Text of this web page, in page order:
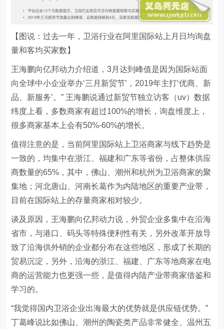
【图说：过去一年，卫浴行业在阿里国际站上月日均询盘
量和客均买家数】
王海鹏向亿邦动力介绍道，3月达到峰值是因为国际站面
向全球中小企业举办‘三月新贸节’，2019年主打‘优商、新
品、新服务’。” 王海鹏说通过新贸节独立访客（uv）数据
纬度上看，多数商家有超过100%的增长，询盘维度上，
很多商家基本上会有50%-60%的增长。
值得注意的是，当前阿里国际站上卫浴商家与线下趋势是
一致的，均集中在浙江、福建和广东等省份，占整体供应
商数量的65%，其中，佛山、潮州和杭州为卫浴商家的聚
集地；河北唐山、河南长葛作为内陆地区的重要产业带，
目前在国际站上的存量商家相对较少。
谈及原因，王海鹏向亿邦动力说，外贸企业多集中在沿海
省市，与港口、码头等特殊便利性有关，另外改革开放导
致了沿海供外销的企业都分布在这些地区，形成了长期的
贸易沉淀，另外，沿海的浙江、福建、广东等地商家在电
商的运营能力也更强一些，是值得内陆产业带商家借鉴和
学习的。
“我觉得国内卫浴企业出海最大的优势就是供应链优势。”
丁葛峰说比如佛山、潮州的陶瓷类产品非常健全、温州五